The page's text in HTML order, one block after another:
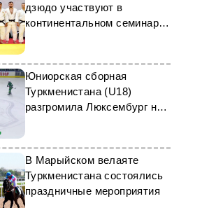
дзюдо участвуют в
континентальном семинаре
IJF в Ташкенте
Юниорская сборная
Туркменистана (U18)
разгромила Люксембург на
В Марыйском велаяте
Туркменистана состоялись
праздничные мероприятия